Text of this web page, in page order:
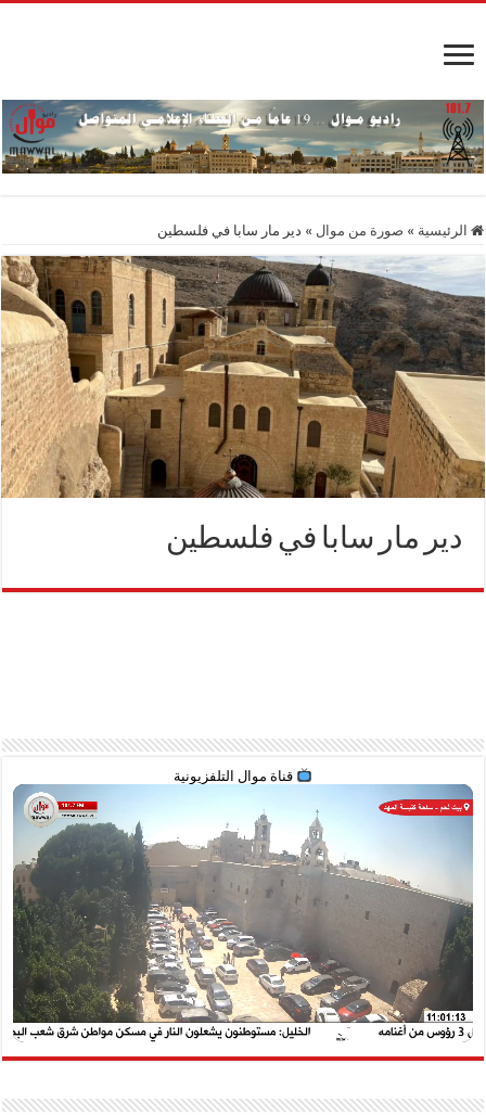
الرئيسية » صورة من موال » دير مار سابا في فلسطين
دير مار سابا في فلسطين
قناة موال التلفزيونية